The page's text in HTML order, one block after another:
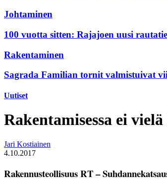
Johtaminen
100 vuotta sitten: Rajajoen uusi
Rakentaminen
Sagrada Familian tornit valmistuivat
Uutiset
Rakentamisessa ei
Jari Kostiainen
4.10.2017
Rakennusteollisuus RT –